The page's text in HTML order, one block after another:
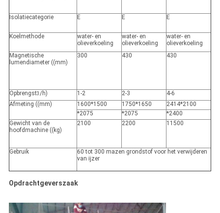
Isolatiecategorie E E E
Koelmethode
water- en
olieverkoeling
water- en
olieverkoeling
water- en
olieverkoeling
Magnetische
lumendiameter ((mm)
300 430 430
Opbrengst3/h) 1-2 2-3
4-6
Afmeting ((mm)
1600*1500 1750*1650
2414*2100
*2075
*2075
*2400
Gewicht van de
hoofdmachine ((kg)
2100 2200 11500
Gebruik
60 tot 300 mazen grondstof voor het verwijderen
van ijzer
Opdrachtgeverszaak